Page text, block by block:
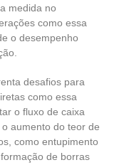
medida no
como essa
o desempenho
desafios para
como essa
o fluxo de caixa
aumento do teor de
como entupimento
de borras